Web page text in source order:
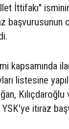
İttifakı"
başvurusunun
kapsamında
listesine
YSK'ye itiraz